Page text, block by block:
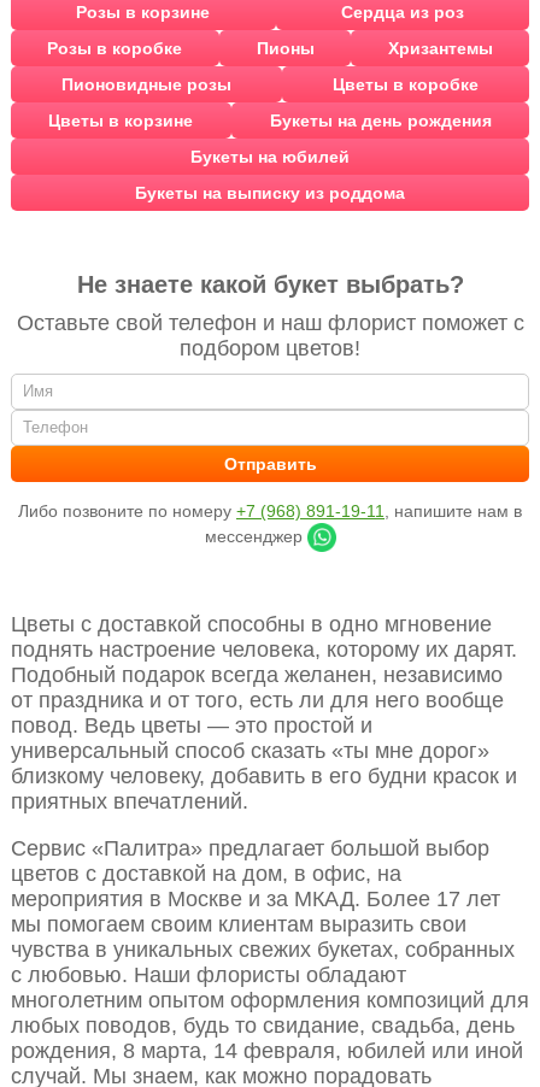
Розы в корзине
Сердца из роз
Розы в коробке
Пионы
Хризантемы
Пионовидные розы
Цветы в коробке
Цветы в корзине
Букеты на день рождения
Букеты на юбилей
Букеты на выписку из роддома
Не знаете какой букет выбрать?
Оставьте свой телефон и наш флорист поможет с
подбором цветов!
Либо позвоните по номеру +7 (968) 891-19-11
, напишите нам в
мессенджер
Цветы с доставкой способны в одно мгновение
поднять настроение человека, которому их дарят.
Подобный подарок всегда желанен, независимо
от праздника и от того, есть ли для него вообще
повод. Ведь цветы — это простой и
универсальный способ сказать «ты мне дорог»
близкому человеку, добавить в его будни красок и
приятных впечатлений.
Сервис «Палитра» предлагает большой выбор
цветов с доставкой на дом, в офис, на
мероприятия в Москве и за МКАД. Более 17 лет
мы помогаем своим клиентам выразить свои
чувства в уникальных свежих букетах, собранных
с любовью. Наши флористы обладают
многолетним опытом оформления композиций для
любых поводов, будь то свидание, свадьба, день
рождения, 8 марта, 14 февраля, юбилей или иной
случай. Мы знаем, как можно порадовать